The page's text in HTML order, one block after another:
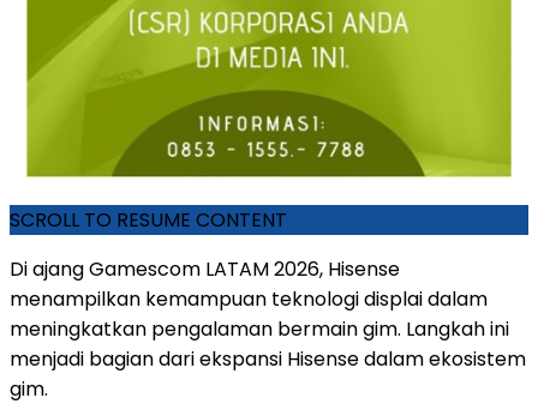
SCROLL TO RESUME CONTENT
Di ajang Gamescom LATAM 2026, Hisense
menampilkan kemampuan teknologi displai dalam
meningkatkan pengalaman bermain gim. Langkah ini
menjadi bagian dari ekspansi Hisense dalam ekosistem
gim.